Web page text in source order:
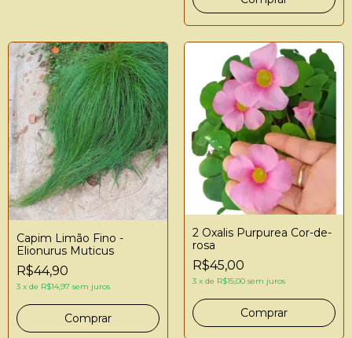
Capim Limão Fino -
Elionurus Muticus
R$44,90
3 x de R$14,97 sem juros
2 Oxalis Purpurea Cor-de-
rosa
R$45,00
3 x de R$15,00 sem juros